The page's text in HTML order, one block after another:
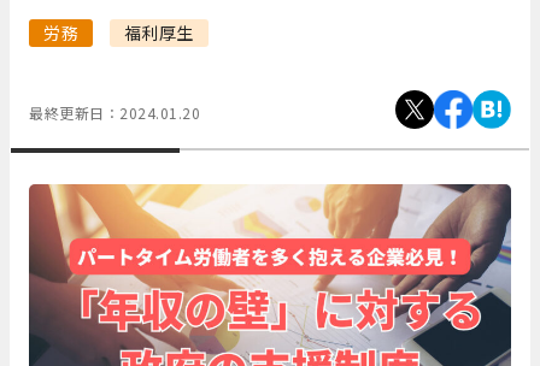
労務 福利厚生
最終更新日： 2024.01.20